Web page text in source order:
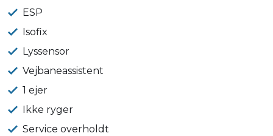
ESP
Isofix
Lyssensor
Vejbaneassistent
1 ejer
Ikke ryger
Service overholdt